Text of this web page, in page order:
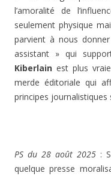
l’amoralité de
seulement physique
parvient à nous
assistant » qui
Kiberlain est plus
merde éditoriale qui
principes journalistiques
PS du 28 août 2025:
quelque presse